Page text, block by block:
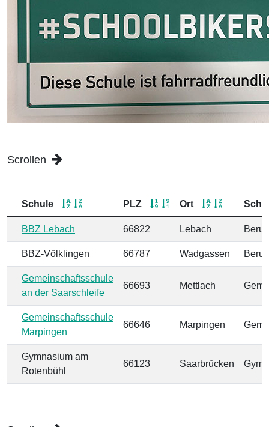
Scrollen
Schule PLZ Ort
BBZ Lebach 66822 Lebach
BBZ-Völklingen 66787 Wadgassen
Gemeinschaftsschule
an der Saarschleife
66693 Mettlach
Gemeinschaftsschule
Marpingen
66646 Marpingen
Gymnasium am
Rotenbühl
66123 Saarbrücken